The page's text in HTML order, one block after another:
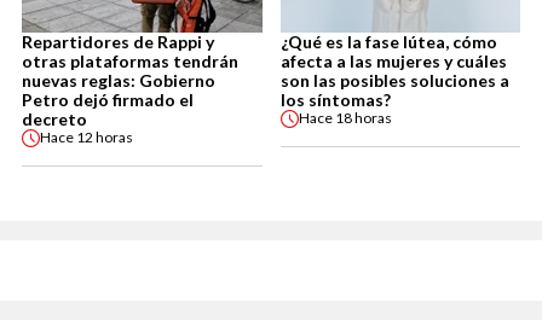
Repartidores de Rappi y
otras plataformas tendrán
nuevas reglas: Gobierno
Petro dejó firmado el
decreto
Hace 12 horas
¿Qué es la fase lútea, cómo
afecta a las mujeres y cuáles
son las posibles soluciones a
los síntomas?
Hace 18 horas